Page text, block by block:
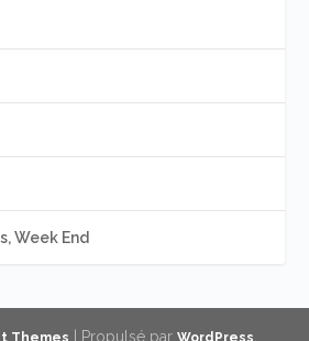
Week End
Themes | Propulsé par WordPress